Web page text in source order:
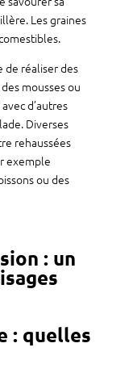
Les graines
de réaliser des
mousses ou
d’autres
Diverses
rehaussées
exemple
ou des
: un
: quelles